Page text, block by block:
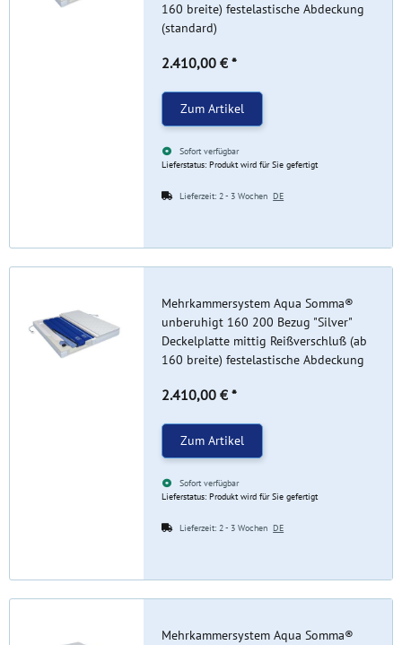
160 breite) festelastische Abdeckung
(standard)
2.410,00 € *
Zum Artikel
Sofort verfügbar
Lieferstatus: Produkt wird für Sie gefertigt
Lieferzeit:2 - 3 WochenDE
Mehrkammersystem Aqua Somma®
unberuhigt 160 200 Bezug "Silver"
Deckelplatte mittig Reißverschluß (ab
160 breite) festelastische Abdeckung
2.410,00 € *
Zum Artikel
Sofort verfügbar
Lieferstatus: Produkt wird für Sie gefertigt
Lieferzeit:2 - 3 WochenDE
Mehrkammersystem Aqua Somma®